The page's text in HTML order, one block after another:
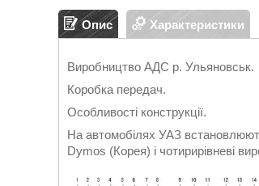
Опис Характеристики
Виробництво АДС р. Ульяновськ.
Коробка передач.
Особливості конструкції.
На автомобілях УАЗ
Dymos (Корея) і чотирирівневі